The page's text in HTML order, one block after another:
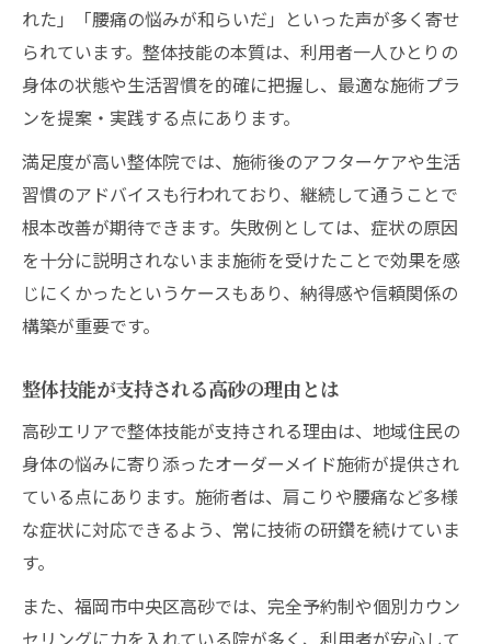
れた」「腰痛の悩みが和らいだ」といった声が多く寄せ
られています。整体技能の本質は、利用者一人ひとりの
身体の状態や生活習慣を的確に把握し、最適な施術プラ
ンを提案・実践する点にあります。
満足度が高い整体院では、施術後のアフターケアや生活
習慣のアドバイスも行われており、継続して通うことで
根本改善が期待できます。失敗例としては、症状の原因
を十分に説明されないまま施術を受けたことで効果を感
じにくかったというケースもあり、納得感や信頼関係の
構築が重要です。
整体技能が支持される高砂の理由とは
高砂エリアで整体技能が支持される理由は、地域住民の
身体の悩みに寄り添ったオーダーメイド施術が提供され
ている点にあります。施術者は、肩こりや腰痛など多様
な症状に対応できるよう、常に技術の研鑽を続けていま
す。
また、福岡市中央区高砂では、完全予約制や個別カウン
セリングに力を入れている院が多く、利用者が安心して